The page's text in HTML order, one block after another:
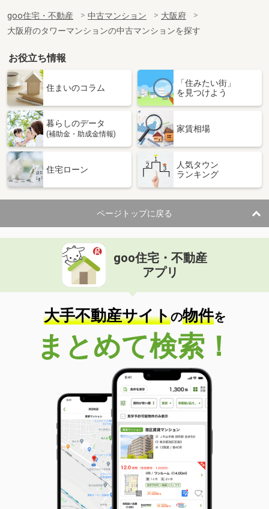
専有面積 60.12m²
間取り
3LDK
大阪府大阪市港区池島３
価 格
3,090万円
大阪府大阪市港区池島３
専有面積 92.67m²
間取り
大阪府大阪市港区南市岡３
6,880万円
住 所
大阪府大阪市港区南市岡３
専有面積 91.15m²
間取り
3LDK
大阪府大阪市港区南市岡３
価 格
6,880万円
住 所
大阪府大阪市港区南市岡３
専有面積 90.23m²
間取り
3LDK
大阪府松原市東新町３
価 格
3,298万円
大阪府松原市東新町３
82.82m²
間取り
4LDK
大阪府大阪市東住吉区東田辺２
価 格
2,580万円
住 所
大阪府大阪市東住吉区東田辺２
専有面積 59.68m²
間取り
3LDK
goo住宅・不動産 中古マンション
大阪府
大阪府のタワーマンションの中古マンションを探す
お役立ち情報
住まいのコラム
「住みたい街」
を見つけよう
暮らしのデータ
(補助金・助成金情報)
家賃相場
住宅ローン
人気タウン
ランキング
ページトップに戻る
goo住宅・不動産
アプリ
大手不動産サイトの物件を
まとめて検索！